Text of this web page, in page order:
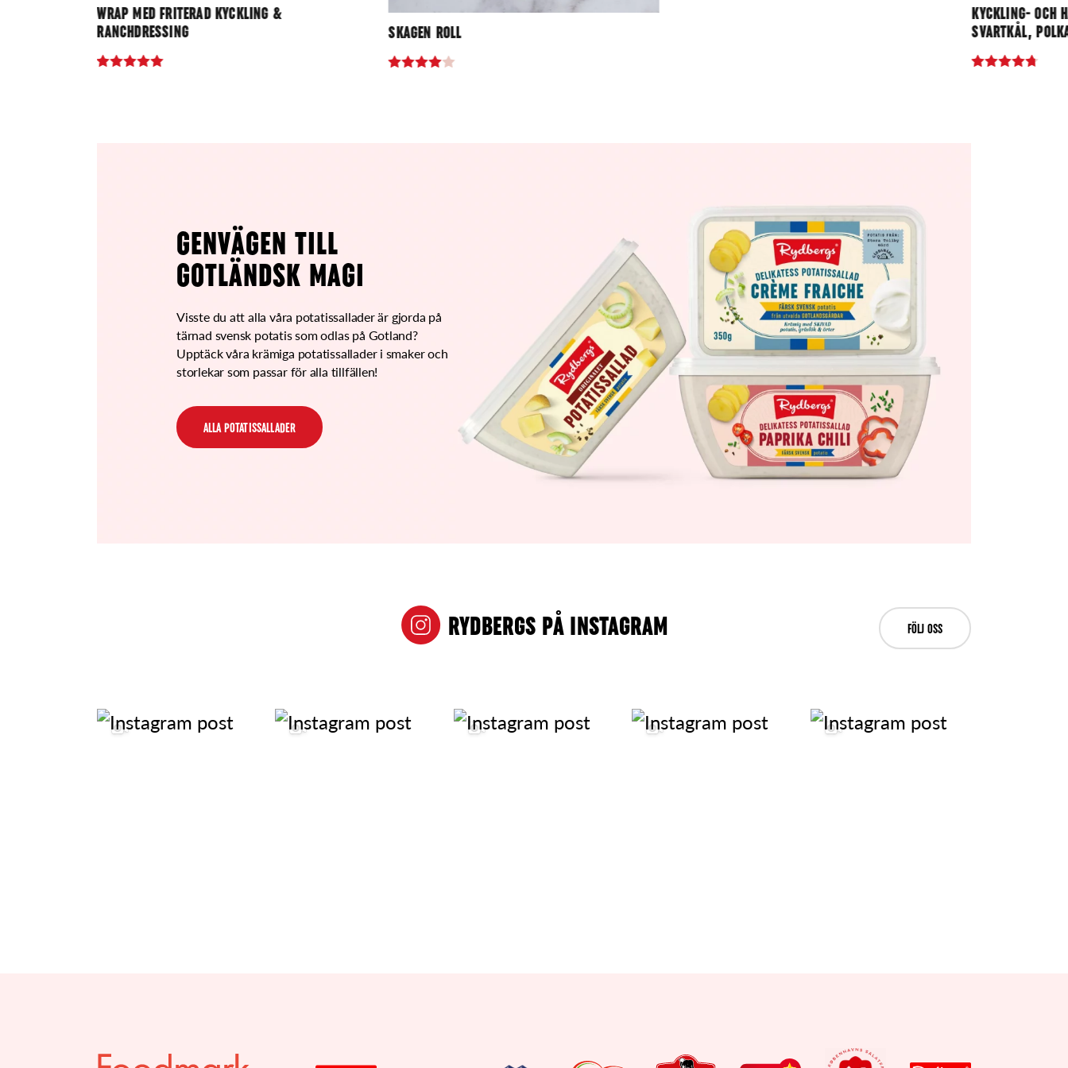
WRAP MED FRITERAD KYCKLING &
RANCHDRESSING
SKAGEN ROLL
KYCKLING- OCH
SVARTKÅL,
GENVÄGEN TILL
GOTLÄNDSK MAGI
Visste du att alla våra potatissallader är gjorda på
tärnad svensk potatis som odlas på Gotland?
Upptäck våra krämiga potatissallader i smaker och
storlekar som passar för alla tillfällen!
ALLA POTATISSALLADER
RYDBERGS PÅ INSTAGRAM FÖLJ OSS